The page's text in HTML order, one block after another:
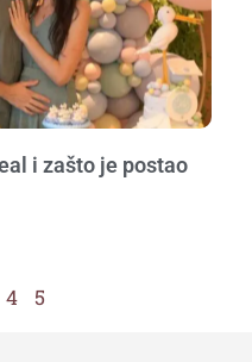
i zašto je postao
4 5